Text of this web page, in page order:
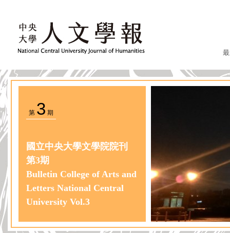
第 3期
國立中央大學文學院院刊
第3期
Bulletin College of Arts and
Letters National Central
University Vol.3